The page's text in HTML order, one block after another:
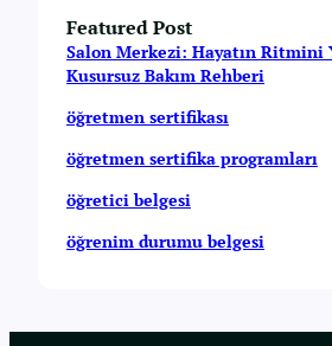
Featured Post
Salon Merkezi: Hayatın Ritmini
Kusursuz Bakım Rehberi
öğretmen sertifikası
öğretmen sertifika programları
öğretici belgesi
öğrenim durumu belgesi